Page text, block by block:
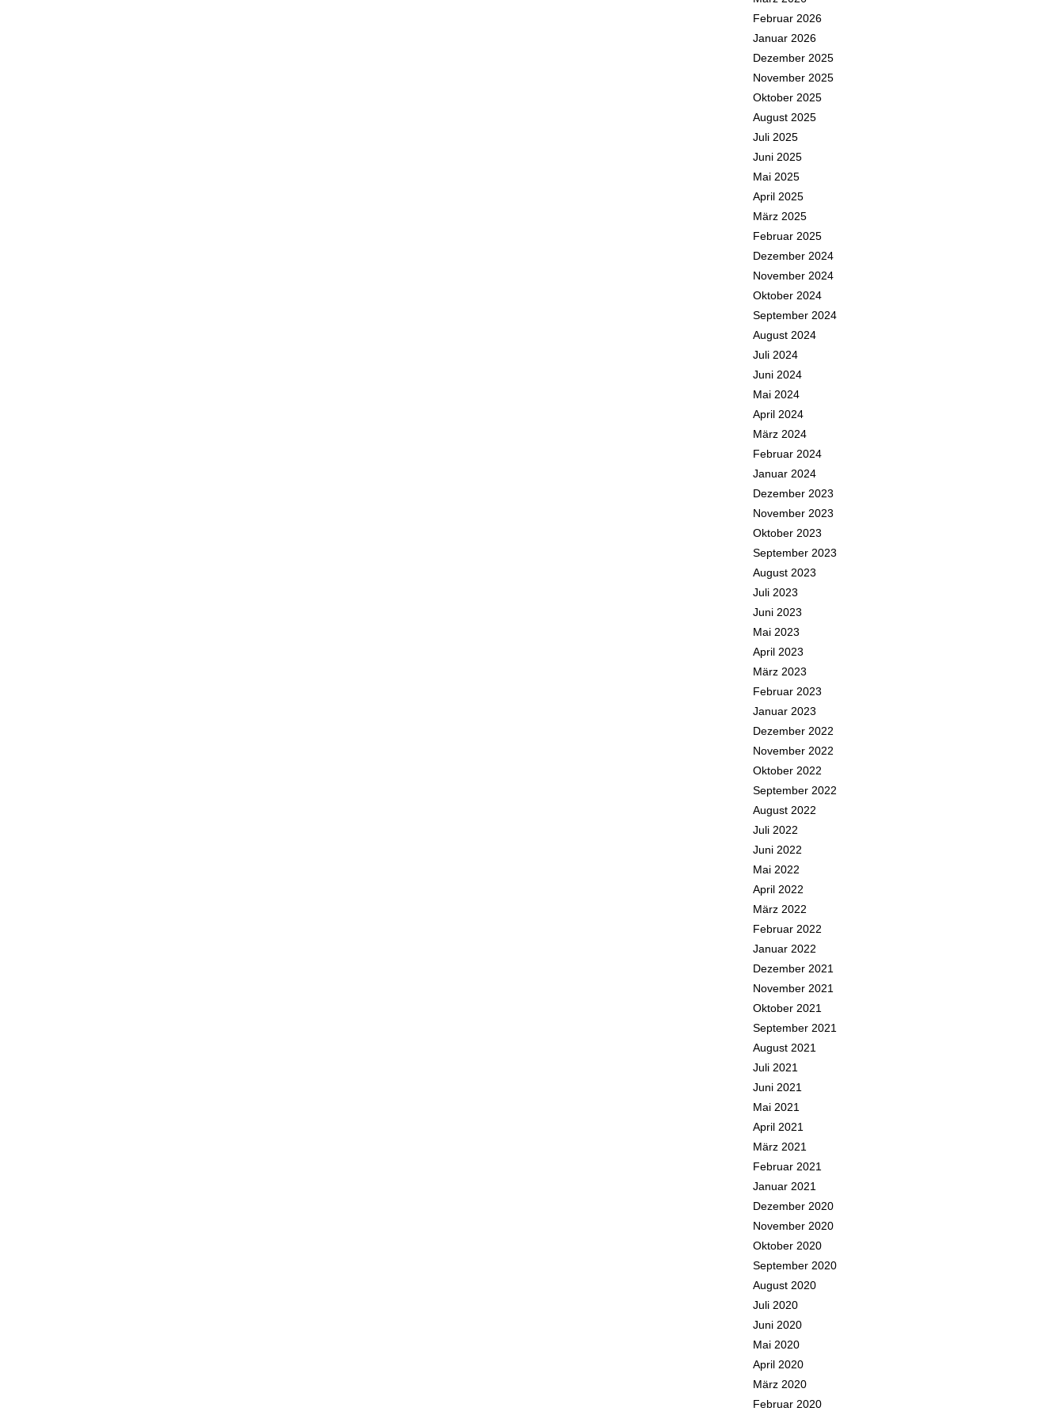
Februar 2026
Januar 2026
Dezember 2025
November 2025
Oktober 2025
August 2025
Juli 2025
Juni 2025
Mai 2025
April 2025
März 2025
Februar 2025
Dezember 2024
November 2024
Oktober 2024
September 2024
August 2024
Juli 2024
Juni 2024
Mai 2024
April 2024
März 2024
Februar 2024
Januar 2024
Dezember 2023
November 2023
Oktober 2023
September 2023
August 2023
Juli 2023
Juni 2023
Mai 2023
April 2023
März 2023
Februar 2023
Januar 2023
Dezember 2022
November 2022
Oktober 2022
September 2022
August 2022
Juli 2022
Juni 2022
Mai 2022
April 2022
März 2022
Februar 2022
Januar 2022
Dezember 2021
November 2021
Oktober 2021
September 2021
August 2021
Juli 2021
Juni 2021
Mai 2021
April 2021
März 2021
Februar 2021
Januar 2021
Dezember 2020
November 2020
Oktober 2020
September 2020
August 2020
Juli 2020
Juni 2020
Mai 2020
April 2020
März 2020
Februar 2020